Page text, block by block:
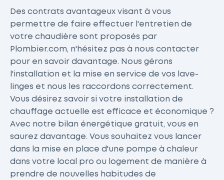
Des contrats avantageux visant à vous
permettre de faire effectuer l'entretien de
votre chaudière sont proposés par
Plombier.com, n'hésitez pas à nous contacter
pour en savoir davantage. Nous gérons
l'installation et la mise en service de vos lave-
linges et nous les raccordons correctement.
Vous désirez savoir si votre installation de
chauffage actuelle est efficace et économique ?
Avec notre bilan énergétique gratuit, vous en
saurez davantage. Vous souhaitez vous lancer
dans la mise en place d'une pompe à chaleur
dans votre local pro ou logement de manière à
prendre de nouvelles habitudes de